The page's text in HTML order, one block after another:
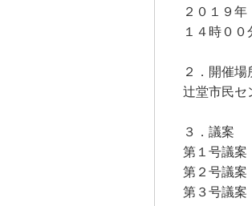
２０１９年
１４時０
２．開催場
辻堂市民
３．議案
第１号議案
第２号議
第３号議